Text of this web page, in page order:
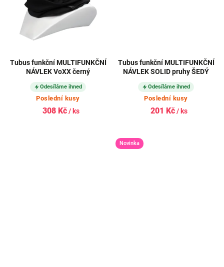
Tubus funkční MULTIFUNKČNÍ
NÁVLEK VoXX černý
Odesíláme ihned
Poslední kusy
308 Kč/ ks
Tubus funkční MULTIFUNKČNÍ
NÁVLEK SOLID pruhy ŠEDÝ
Odesíláme ihned
Poslední kusy
201 Kč/ ks
Novinka